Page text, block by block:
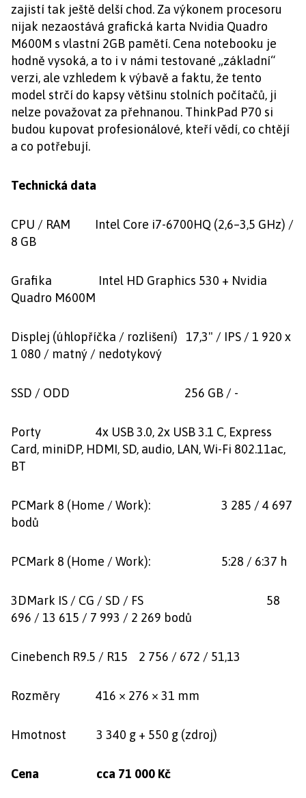
zajistí tak ještě delší chod. Za výkonem procesoru
nijak nezaostává grafická karta Nvidia Quadro
M600M s vlastní 2GB pamětí. Cena notebooku je
hodně vysoká, a to i v námi testované „základní“
verzi, ale vzhledem k výbavě a faktu, že tento
model strčí do kapsy většinu stolních počítačů, ji
nelze považovat za přehnanou. ThinkPad P70 si
budou kupovat profesionálové, kteří vědí, co chtějí
a co potřebují.
Technická data
CPU / RAM Intel Core i7-6700HQ (2,6–3,5 GHz) /
8 GB
Grafika Intel HD Graphics 530 + Nvidia
Quadro M600M
Displej (úhlopříčka / rozlišení) 17,3" / IPS / 1 920 x
1 080 / matný / nedotykový
SSD / ODD 256 GB / -
Porty 4x USB 3.0, 2x USB 3.1 C, Express
Card, miniDP, HDMI, SD, audio, LAN, Wi-Fi 802.11ac,
BT
PCMark 8 (Home / Work): 3 285 / 4 697
bodů
PCMark 8 (Home / Work): 5:28 / 6:37 h
3DMark IS / CG / SD / FS 58
696 / 13 615 / 7 993 / 2 269 bodů
Cinebench R9.5 / R15 2 756 / 672 / 51,13
Rozměry 416 × 276 × 31 mm
Hmotnost 3 340 g + 550 g (zdroj)
Cena cca 71 000 Kč